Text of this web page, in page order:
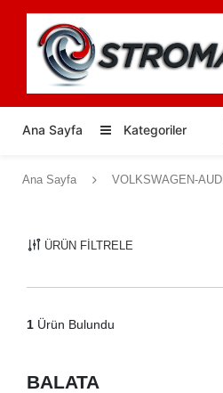
Ana Sayfa Kategoriler
Ana Sayfa VOLKSWAGEN-AUDI
ÜRÜN FİLTRELE
1 Ürün Bulundu
BALATA